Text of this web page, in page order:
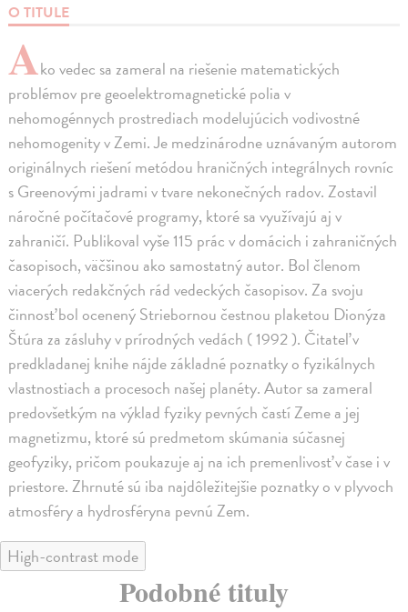
O TITULE
Ako vedec sa zameral na riešenie matematických
problémov pre geoelektromagnetické polia v
nehomogénnych prostrediach modelujúcich vodivostné
nehomogenity v Zemi. Je medzinárodne uznávaným autorom
originálnych riešení metódou hraničných integrálnych rovníc
s Greenovými jadrami v tvare nekonečných radov. Zostavil
náročné počítačové programy, ktoré sa využívajú aj v
zahraničí. Publikoval vyše 115 prác v domácich i zahraničných
časopisoch, väčšinou ako samostatný autor. Bol členom
viacerých redakčných rád vedeckých časopisov. Za svoju
činnosť bol ocenený Striebornou čestnou plaketou Dionýza
Štúra za zásluhy v prírodných vedách ( 1992 ). Čitateľ v
predkladanej knihe nájde základné poznatky o fyzikálnych
vlastnostiach a procesoch našej planéty. Autor sa zameral
predovšetkým na výklad fyziky pevných častí Zeme a jej
magnetizmu, ktoré sú predmetom skúmania súčasnej
geofyziky, pričom poukazuje aj na ich premenlivosť v čase i v
priestore. Zhrnuté sú iba najdôležitejšie poznatky o v plyvoch
atmosféry a hydrosféryna pevnú Zem.
High-contrast mode
Podobné tituly